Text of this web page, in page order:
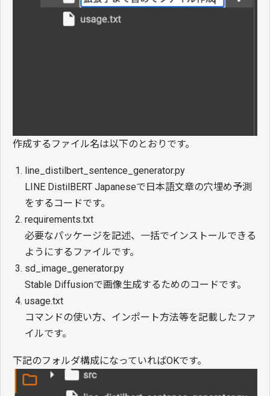
作成するファイル名は以下のとおりです。
line_distilbert_sentence_generator.py
LINE DistilBERT Japaneseで日本語文章の穴埋め予測
をするコードです。
requirements.txt
必要なパッケージを記述、一括でインストールできる
ようにするファイルです。
sd_image_generator.py
Stable Diffusionで画像生成するためのコードです。
usage.txt
コマンドの使い方、インポート方法等を記載したファ
イルです。
下記のフォルダ構成になっていればOKです。